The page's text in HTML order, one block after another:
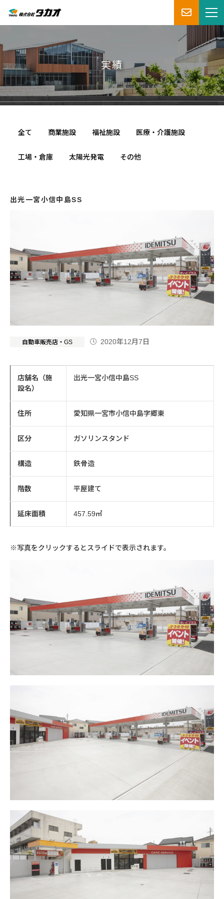
実績
全て 商業施設 福祉施設 医療・介護施設
工場・倉庫 太陽光発電 その他
出光一宮小信中島SS
自動車販売店・GS 2020年12月7日
店舗名（施
設名）
出光一宮小信中島SS
住所 愛知県一宮市小信中島字郷東
区分 ガソリンスタンド
構造 鉄骨造
階数 平屋建て
延床面積 457.59㎡
※写真をクリックするとスライドで表示されます。